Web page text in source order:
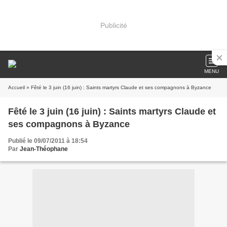
Publicité
MENU
Accueil » Fêté le 3 juin (16 juin) : Saints martyrs Claude et ses compagnons à Byzance
Fêté le 3 juin (16 juin) : Saints martyrs Claude et
ses compagnons à Byzance
Publié le 09/07/2011 à 18:54
Par Jean-Théophane